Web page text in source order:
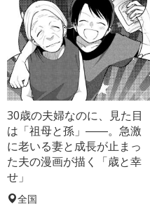
30歳の夫婦なのに、見た目
は「祖母と孫」――。急激
に老いる妻と成長が止まっ
た夫の漫画が描く「歳と幸
せ」
全国